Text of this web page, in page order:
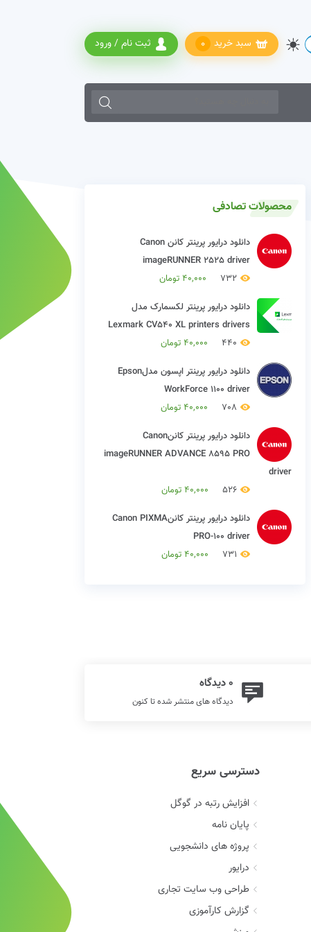
ثبت نام / ورود سبد خرید 0
زمانی که نتایج خودکار نمایش داده شده از دکمه های بالا و پایین
محصولات تصادفی
دانلود درایور پرینتر کانن Canon
imageRUNNER 2525 driver
732
40,000 تومان
دانلود درایور پرینتر لکسمارک مدل
Lexmark CV540 XL printers drivers
440
40,000 تومان
دانلود درایور پرینتر اپسون مدلEpson
WorkForce 1100 driver
708
40,000 تومان
دانلود درایور پرینتر کاننCanon
imageRUNNER ADVANCE 8595 PRO
driver
526
40,000 تومان
دانلود درایور پرینتر کاننCanon PIXMA
PRO-100 driver
731
40,000 تومان
0 دیدگاه
دیدگاه های منتشر شده تا کنون
دسترسی سریع
افزایش رتبه در گوگل
پایان نامه
پروژه های دانشجویی
درایور
طراحی وب سایت تجاری
گزارش کارآموزی